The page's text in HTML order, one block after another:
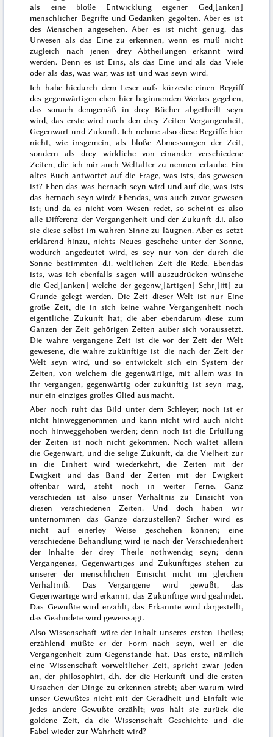
als eine bloße Entwicklungeigener Ged˖[anken]
menschlicher Begriffe und Gedanken gegolten. Aber es ist
des Menschen angesehen. Aber es ist nicht genug, das
Urwesen als das Eine zu erkennen, wenn es muß nicht
zugleich nach jenen drey Abtheilungen erkannt wird
werden. Denn es ist Eins, als das Eine und als das Viele
oder als das, was war, was ist und was seyn wird.
Ich habe hiedurch dem Leser aufs kürzeste einen Begriff
des gegenwärtigen eben hier beginnenden Werkes gegeben,
das sonach demgemäß in drey Bücher abgetheilt seyn
wird, das erste wird nach den drey Zeiten Vergangenheit,
Gegenwart und Zukunft. Ich nehme alsodiese Begriffe hier
nicht, wie insgemein, als bloße Abmessungen der Zeit,
sondern als drey wirkliche von einander verschiedene
Zeiten, die ich mir auch Weltalter zu nennen erlaube. Ein
altes Buch antwortet auf die Frage, was ists, das gewesen
ist? Eben das was hernach seyn wird und auf die, was ists
das hernach seyn wird? Ebendas, was auch zuvor gewesen
ist; und da es nicht vom Wesen redet, so scheint es also
alle Differenz der Vergangenheit und der Zukunft d.i. also
sie diese selbst im wahren Sinne zu läugnen. Aber es setzt
erklärend hinzu, nichts Neues geschehe unter der Sonne,
wodurch angedeutet wird, es sey nur von der durch die
Sonne bestimmten d.i. weltlichen Zeit die Rede. Ebendas
ists, was ich ebenfalls sagen will auszudrücken wünsche
die Ged˖[anken] welche der gegenw˖[ärtigen] Schr˖[ift] zu
Grunde gelegt werden. Die Zeit dieser Welt ist nur Eine
große Zeit, die in sich keine wahre Vergangenheit noch
eigentliche Zukunft hat; die aber ebendarum diese zum
Ganzen der Zeit gehörigen Zeiten außer sich voraussetzt.
Die wahre vergangene Zeit ist die vor der Zeit der Welt
gewesene, die wahre zukünftige ist die nach der Zeit der
Welt seyn wird, und so entwickelt sich ein System der
Zeiten, von welchem die gegenwärtige, mit allem was in
ihr vergangen, gegenwärtig oder zukünftig ist seyn mag,
nur ein einziges großes Glied ausmacht.
Aber noch ruht das Bild unter dem Schleyer; noch ist er
nicht hinweggenommen und kann nicht wird auch nicht
noch hinweggehoben werden;denn noch ist die Erfüllung
der Zeiten ist noch nicht gekommen. Noch waltet allein
die Gegenwart, und die selige Zukunft, da die Vielheit zur
in die Einheit wirdwiederkehrt,die Zeiten mit der
Ewigkeit und das Band der Zeiten mit der Ewigkeit
offenbar wird, steht noch in weiter Ferne. Ganz
verschieden ist also unser Verhältnis zu Einsicht von
diesen verschiedenen Zeiten. Und doch haben wir
unternommen das Ganze darzustellen? Sicher wird es
nicht auf einerley Weise geschehen können; eine
verschiedene Behandlung wird je nach der Verschiedenheit
der Inhalte der drey Theile nothwendig seyn; denn
Vergangenes, Gegenwärtiges und Zukünftiges stehen zu
unserer der menschlichen Einsicht nicht im gleichen
Verhältniß. Das Vergangene wird gewußt, das
Gegenwärtige wird erkannt, das Zukünftige wird geahndet.
Das Gewußte wird erzählt, das Erkannte wird dargestellt,
das Geahndete wird geweissagt.
Also Wissenschaft wäre der Inhalt unseres ersten Theiles;
erzählend müßte er der Form nach seyn, weil er die
Vergangenheit zum Gegenstande hat. Das erste, nämlich
eine Wissenschaft vorweltlicher Zeit, spricht zwar jeden
an, der philosophirt, d.h. der die Herkunft und die ersten
Ursachen der Dinge zu erkennen strebt; aber warum wird
unser Gewußtes nicht mit der Geradheit und Einfalt wie
jedes andere Gewußte erzählt; was hält sie zurück die
goldene Zeit, da die Wissenschaft Geschichte und die
Fabel wieder zur Wahrheit wird?